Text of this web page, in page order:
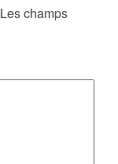
Les champs